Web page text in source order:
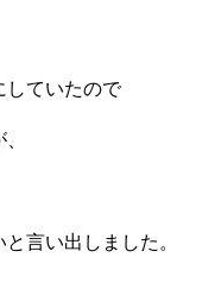
していたので
言い出しました。